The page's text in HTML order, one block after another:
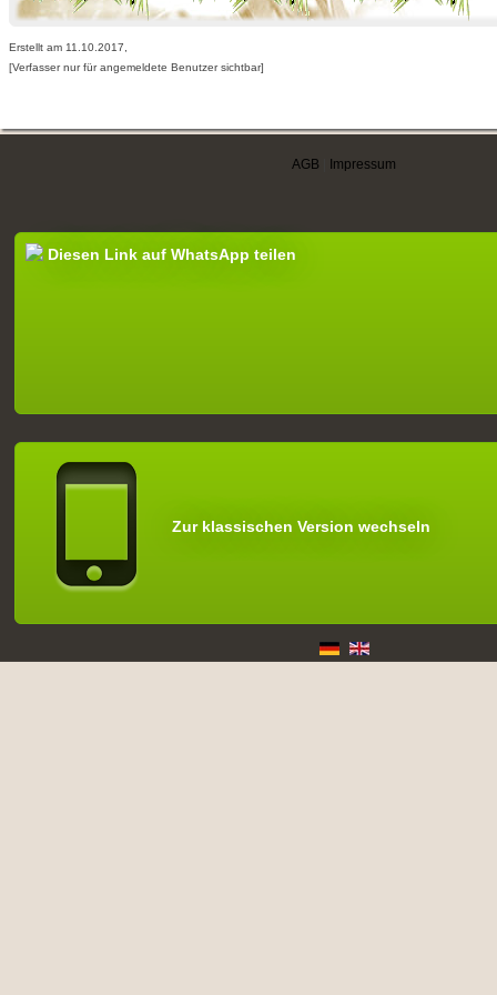
Erstellt am 11.10.2017,
[Verfasser nur für angemeldete Benutzer sichtbar]
AGB Impressum
Diesen Link auf WhatsApp teilen
Zur klassischen Version wechseln